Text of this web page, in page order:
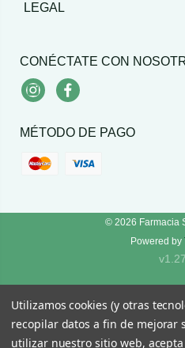
LEGAL
CONÉCTATE CON
InstagramFacebook
MÉTODO DE PAGO
© 2026 Farmacia
Powered by
Utilizamos cookies (y otras
recopilar datos a fin de mejorar
utilizar nuestro sitio web,